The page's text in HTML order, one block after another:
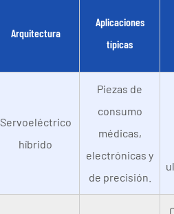
Arquitectura
Aplicaciones
típicas
Servoeléctrico
híbrido
Piezas de
consumo
médicas,
electrónicas y
de precisión.